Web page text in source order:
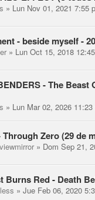
» Lun Nov 01, 2021 7:55
- beside myself -
» Lun Oct 15, 2018
- The
» Lun Mar 02, 2026 11:23
Through Zero (29 de
» Dom Sep 21,
Burns Red - Death
» Jue Feb 06, 2020